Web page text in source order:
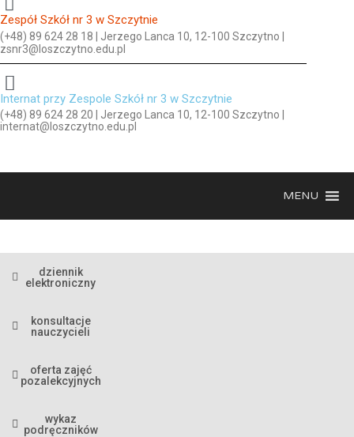
Zespół Szkół nr 3 w Szczytnie
(+48) 89 624 28 18 | Jerzego Lanca 10, 12-100 Szczytno |
zsnr3@loszczytno.edu.pl
Internat przy Zespole Szkół nr 3 w Szczytnie
(+48) 89 624 28 20 | Jerzego Lanca 10, 12-100 Szczytno |
internat@loszczytno.edu.pl
MENU
dziennik
elektroniczny
konsultacje
nauczycieli
oferta zajęć
pozalekcyjnych
wykaz
podręczników